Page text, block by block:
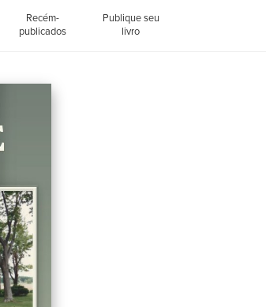
Recém-
publicados
Publique seu
livro